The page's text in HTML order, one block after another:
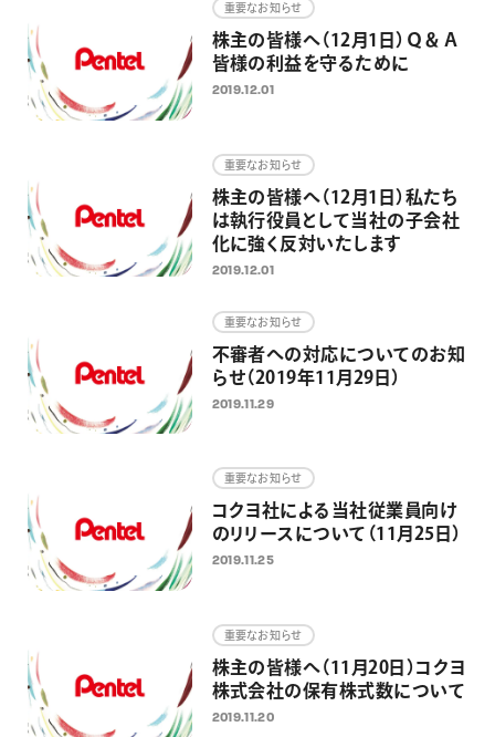
重要なお知らせ
株主の皆様へ（12月1日）Ｑ＆Ａ
皆様の利益を守るために
2019.12.01
重要なお知らせ
株主の皆様へ（12月1日）私たち
は執行役員として当社の子会社
化に強く反対いたします
2019.12.01
重要なお知らせ
不審者への対応についてのお知
らせ（2019年11月29日）
2019.11.29
重要なお知らせ
コクヨ社による当社従業員向け
のリリースについて（11月25日）
2019.11.25
重要なお知らせ
株主の皆様へ（11月20日）コクヨ
株式会社の保有株式数について
2019.11.20